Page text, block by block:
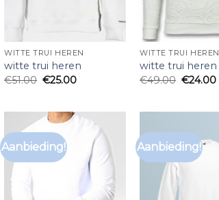
WITTE TRUI HEREN
witte trui heren
€51.00 €25.00
WITTE TRUI HEREN
witte trui heren
€49.00 €24.00
Aanbieding! Aanbieding!